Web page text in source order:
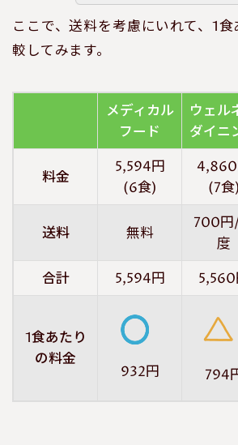
ここで、送料を考慮にいれて、1
較してみます。
メディカル
フード
ウェル
ダイニ
料金
5,594円
(6食)
(7食)
送料 無料
700円
度
合計 5,594円 5,560
1食あたり
の料金
932円 794